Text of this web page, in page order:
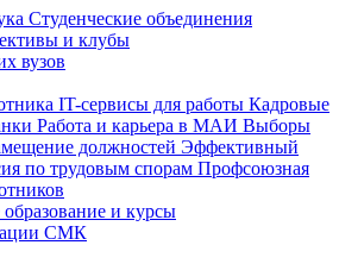
Студенческие объединения
и клубы
вузов
IT-сервисы для работы Кадровые
Работа и карьера в МАИ Выборы
должностей Эффективный
по трудовым спорам Профсоюзная
и курсы
СМК